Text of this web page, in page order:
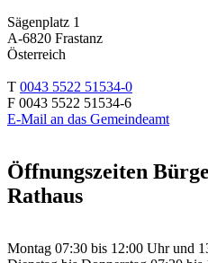
Sägenplatz 1
A-6820 Frastanz
Österreich
T 0043 5522 51534-0
F 0043 5522 51534-6
E-Mail an das Gemeindeamt
Öffnungszeiten
Rathaus
Montag 07:30 bis 12:00 Uhr und